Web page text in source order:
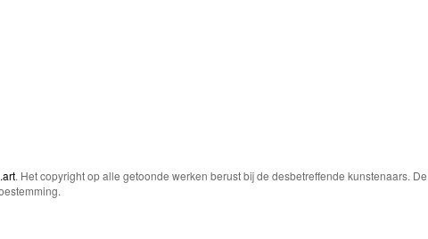
. Het copyright op alle getoonde werken berust bij de desbetreffende kunstenaars.